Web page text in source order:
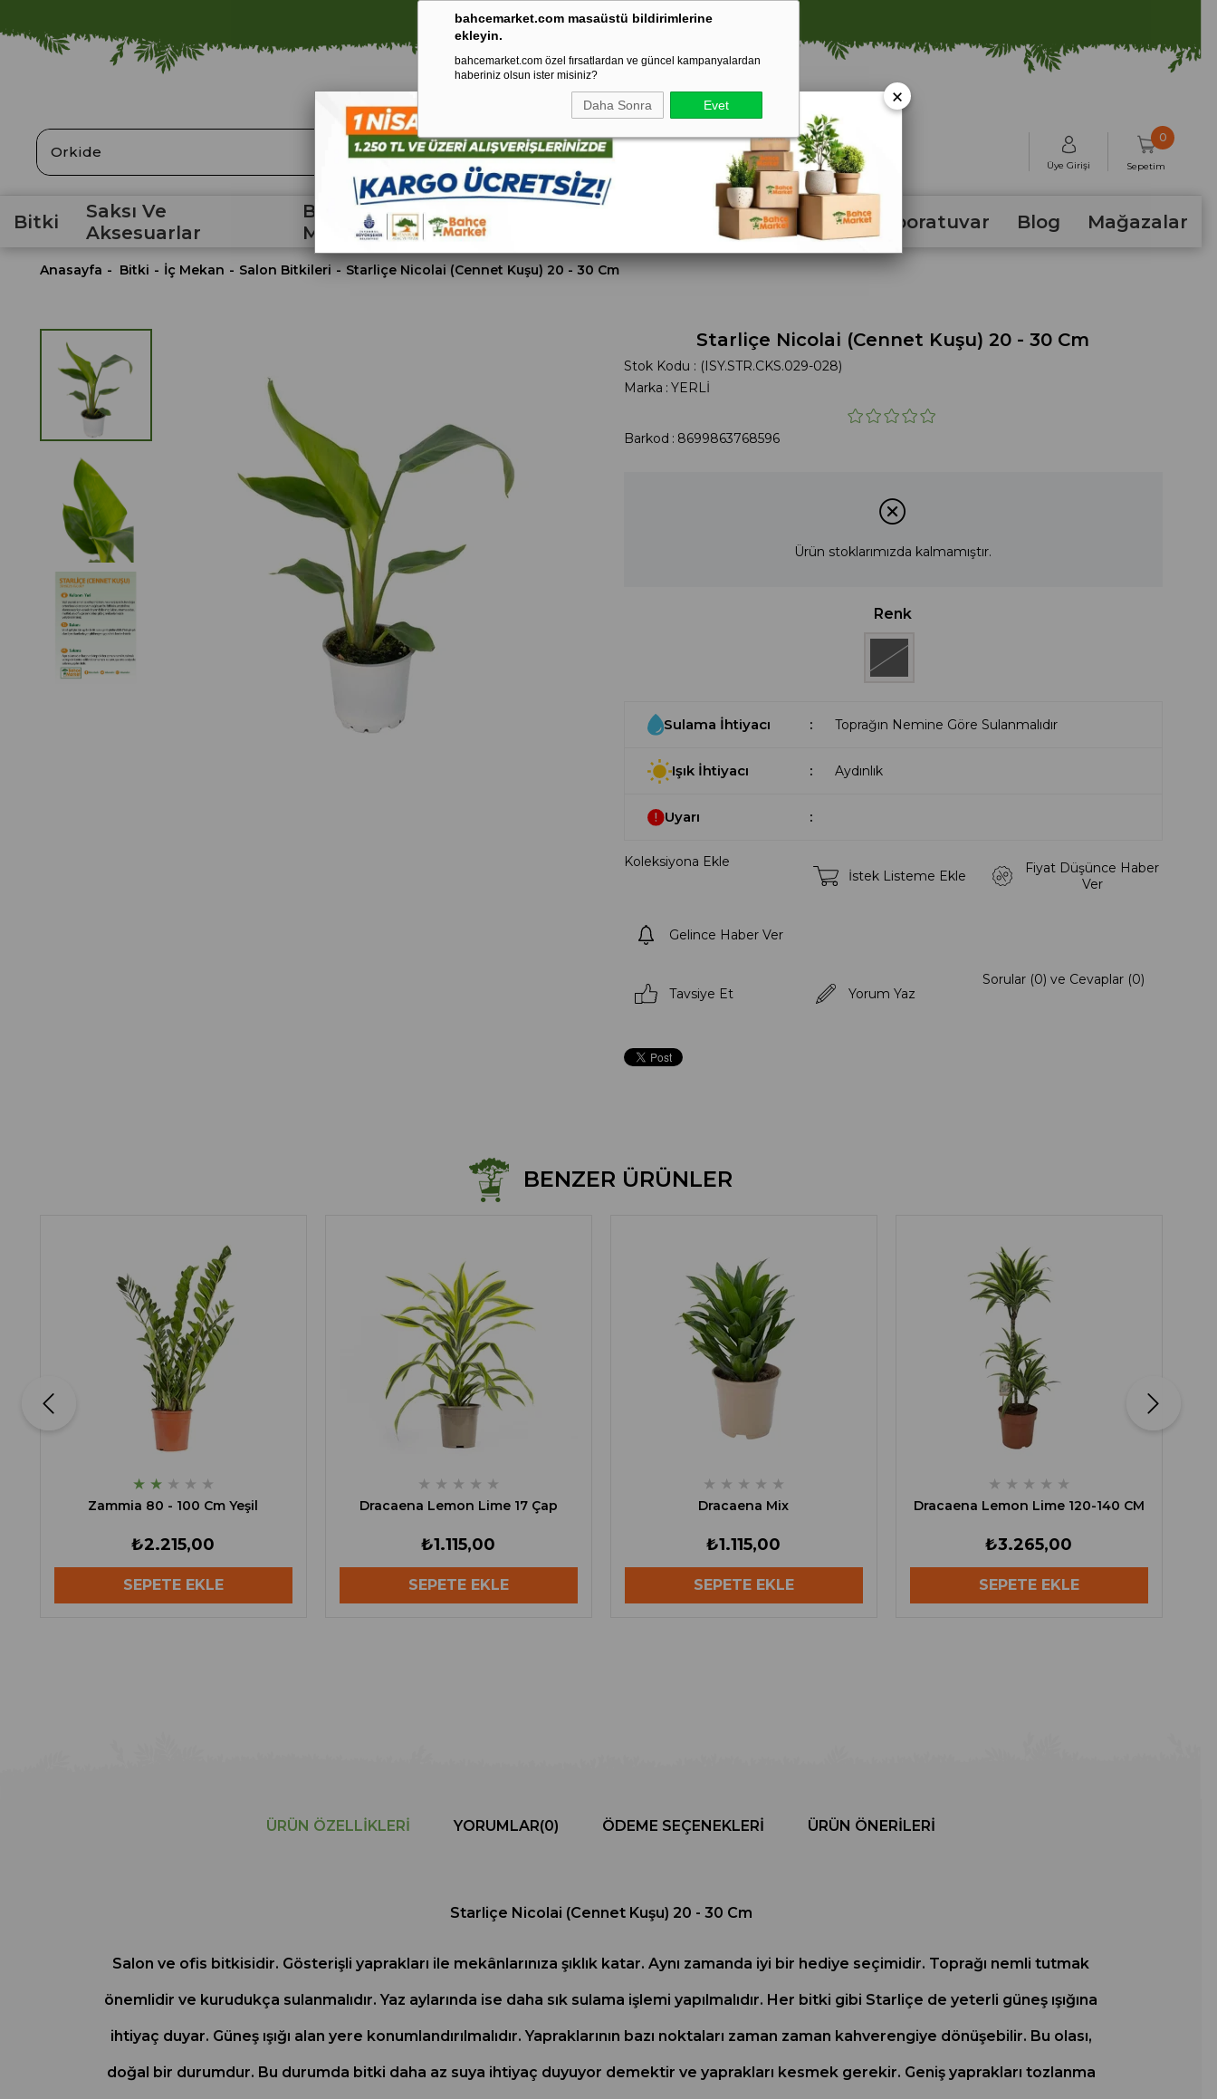
bahcemarket.com masaüstü bildirimlerine
ekleyin.
bahcemarket.com özel fırsatlardan ve güncel kampanyalardan
haberiniz olsun ister misiniz?
Daha Sonra Evet
⚠️ SATIŞLARIMIZ YALNIZCA İSTANBUL İLİ İLE SINIRLIDIR.
ARA
Üye Girişi Sepetim
0
Bitki
Saksı Ve
Aksesuarlar
Bahçe
Malzemeleri
Tohum Laboratuvar Blog Mağazalar
Anasayfa Bitki İç Mekan Salon Bitkileri Starliçe Nicolai (Cennet Kuşu) 20 - 30 Cm
Starliçe Nicolai (Cennet Kuşu) 20 - 30 Cm
Stok Kodu
(ISY.STR.CKS.029-028)
Marka : YERLİ
Barkod : 8699863768596
Ürün stoklarımızda kalmamıştır.
Renk
Sulama İhtiyacı Toprağın Nemine Göre Sulanmalıdır
Işık İhtiyacı Aydınlık
Uyarı
Koleksiyona Ekle
İstek Listeme Ekle
Fiyat Düşünce Haber
Ver
Gelince Haber Ver
Tavsiye Et Yorum Yaz
Sorular (0) ve Cevaplar (0)
BENZER ÜRÜNLER
★ ★ ★ ★ ★
Zammia 80 - 100 Cm Yeşil
₺2.215,00
SEPETE EKLE
★ ★ ★ ★ ★
Dracaena Lemon Lime 17 Çap
₺1.115,00
SEPETE EKLE
★ ★ ★ ★ ★
Dracaena Mix
₺1.115,00
SEPETE EKLE
★ ★ ★ ★ ★
Dracaena Lemon Lime 120-140 CM
₺3.265,00
SEPETE EKLE
ÜRÜN ÖZELLIKLERI YORUMLAR(0) ÖDEME SEÇENEKLERI ÜRÜN ÖNERILERI
Starliçe Nicolai (Cennet Kuşu) 20 - 30 Cm
Salon ve ofis bitkisidir. Gösterişli yaprakları ile mekânlarınıza şıklık katar. Aynı zamanda iyi bir hediye seçimidir. Toprağı nemli tutmak
önemlidir ve kurudukça sulanmalıdır. Yaz aylarında ise daha sık sulama işlemi yapılmalıdır. Her bitki gibi Starliçe de yeterli güneş ışığına
ihtiyaç duyar. Güneş ışığı alan yere konumlandırılmalıdır. Yapraklarının bazı noktaları zaman zaman kahverengiye dönüşebilir. Bu olası,
doğal bir durumdur. Bu durumda bitki daha az suya ihtiyaç duyuyor demektir ve yaprakları kesmek gerekir. Geniş yaprakları tozlanma
×